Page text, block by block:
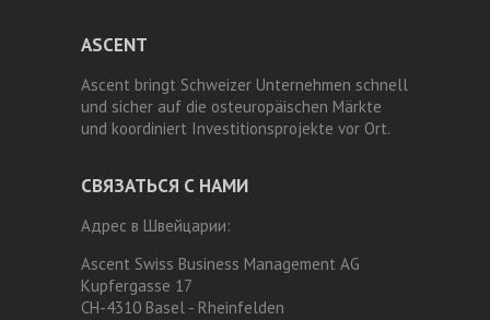
ASCENT
Ascent bringt Schweizer Unternehmen schnell
und sicher auf die osteuropäischen Märkte
und koordiniert Investitionsprojekte vor Ort.
СВЯЗАТЬСЯ С НАМИ
Адрес в Швейцарии:
Ascent Swiss Business Management AG
Kupfergasse 17
CH-4310 Basel - Rheinfelden